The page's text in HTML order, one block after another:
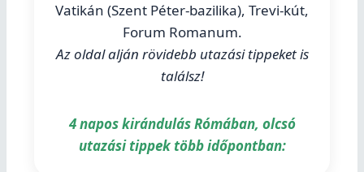
Vatikán (Szent Péter-bazilika), Trevi-kút,
Forum Romanum.
Az oldal alján rövidebb utazási tippeket is
találsz!
4 napos kirándulás Rómában, olcsó
utazási tippek több időpontban: